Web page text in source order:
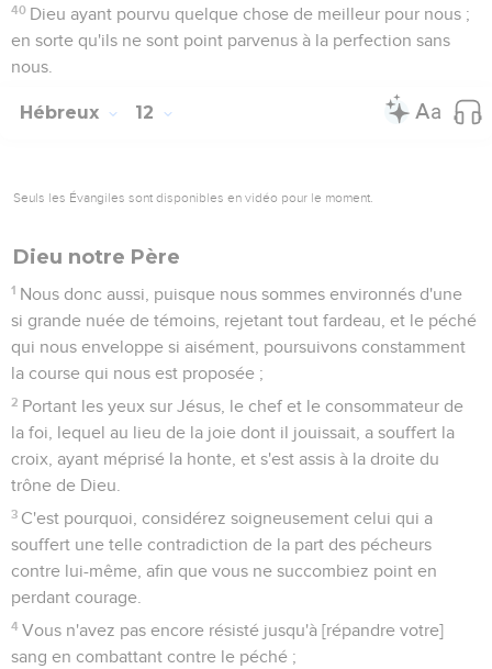
40 Dieu ayant pourvu quelque chose de meilleur pour nous ;
en sorte qu'ils ne sont point parvenus à la perfection sans
nous.
Hébreux 12
Seuls les Évangiles sont disponibles en vidéo pour le moment.
Dieu notre Père
1 Nous donc aussi, puisque nous sommes environnés d'une
si grande nuée de témoins, rejetant tout fardeau, et le péché
qui nous enveloppe si aisément, poursuivons constamment
la course qui nous est proposée ;
2 Portant les yeux sur Jésus, le chef et le consommateur de
la foi, lequel au lieu de la joie dont il jouissait, a souffert la
croix, ayant méprisé la honte, et s'est assis à la droite du
trône de Dieu.
3 C'est pourquoi, considérez soigneusement celui qui a
souffert une telle contradiction de la part des pécheurs
contre lui-même, afin que vous ne succombiez point en
perdant courage.
4 Vous n'avez pas encore résisté jusqu'à [répandre votre]
sang en combattant contre le péché ;